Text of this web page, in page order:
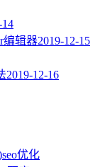
14
编辑器2019-12-15
2019-12-16
seo优化